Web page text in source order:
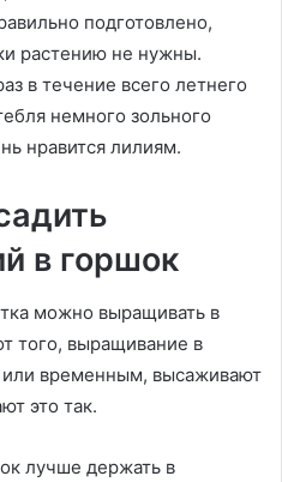
подготовлено,
растению не нужны.
в течение всего летнего
немного зольного
нравится лилиям.
в горшок
можно выращивать в
того, выращивание в
временным, высаживают
это так.
лучше держать в